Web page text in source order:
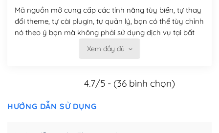
Mã nguồn mở cung cấp các tính năng tùy biến, tự thay
đổi theme, tự cài plugin, tự quản lý, bạn có thể tùy chỉnh
nó theo ý bạn mà không phải sử dụng dịch vụ tại bất
Xem đầy đủ
4.7/5 - (36 bình chọn)
HƯỚNG DẪN SỬ DỤNG